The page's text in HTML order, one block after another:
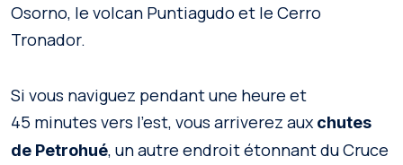
Osorno, le volcan Puntiagudo et le Cerro
Tronador.
Si vous naviguez pendant une heure et
45 minutes vers l’est, vous arriverez aux chutes
de Petrohué, un autre endroit étonnant du Cruce